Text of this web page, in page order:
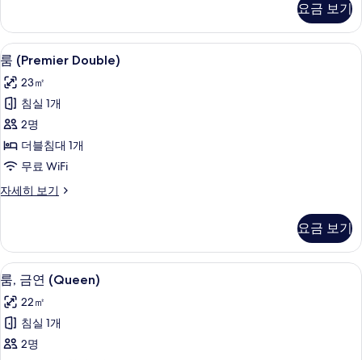
보
기
연
자
세
히
보
기
요금 보기
룸
(Premier
Double)
사
진
모
두
보
룸 (Premier Double) | 객실 내 금고, 무
3
룸 (Premier Double)
23㎡
침실 1개
2명
더블침대 1개
무료 WiFi
자세히 보기
룸
세
히
보
기
요금 보기
룸,
금
연
(Queen)
사
룸, 금연 (Queen) | 객실 내 금고, 무료
3
룸, 금연 (Queen)
22㎡
침실 1개
2명